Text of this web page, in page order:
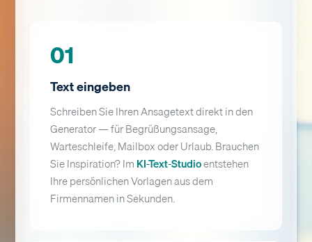
01
Text eingeben
Schreiben Sie Ihren Ansagetext direkt in den
Generator — für Begrüßungsansage,
Warteschleife, Mailbox oder Urlaub. Brauchen
Sie Inspiration? Im KI-Text-Studioentstehen
Ihre persönlichen Vorlagen aus dem
Firmennamen in Sekunden.